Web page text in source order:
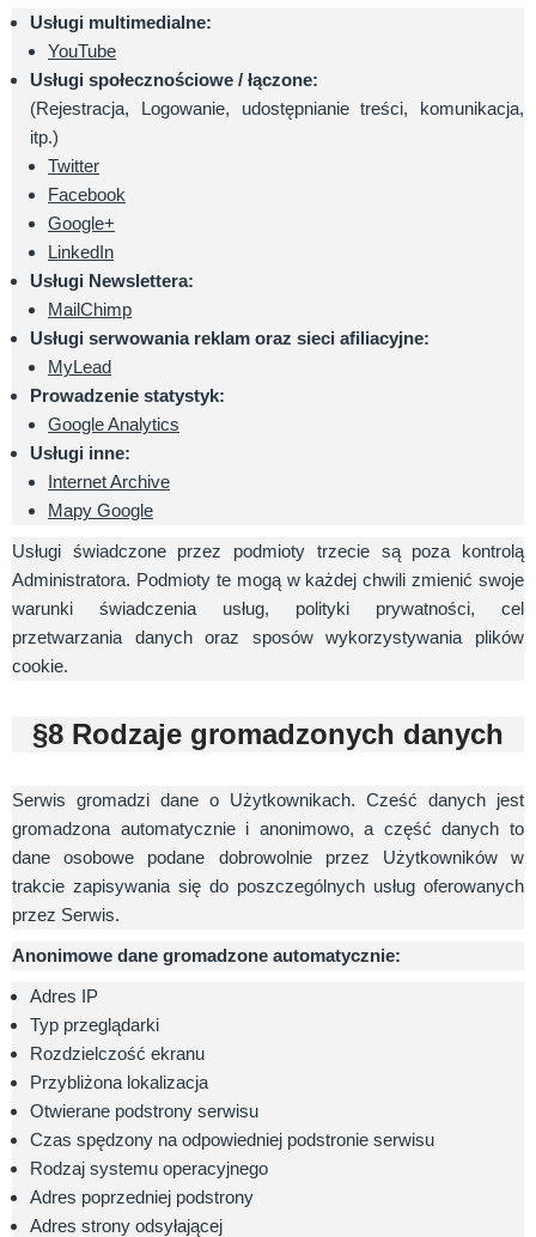
Usługi multimedialne:
YouTube
Usługi społecznościowe / łączone:
(Rejestracja, Logowanie, udostępnianie treści, komunikacja,
itp.)
Twitter
Facebook
Google+
LinkedIn
Usługi Newslettera:
MailChimp
Usługi serwowania reklam oraz sieci afiliacyjne:
MyLead
Prowadzenie statystyk:
Google Analytics
Usługi inne:
Internet Archive
Mapy Google
Usługi świadczone przez podmioty trzecie są poza kontrolą
Administratora. Podmioty te mogą w każdej chwili zmienić swoje
warunki świadczenia usług, polityki prywatności, cel
przetwarzania danych oraz sposów wykorzystywania plików
cookie.
§8 Rodzaje gromadzonych danych
Serwis gromadzi dane o Użytkownikach. Cześć danych jest
gromadzona automatycznie i anonimowo, a część danych to
dane osobowe podane dobrowolnie przez Użytkowników w
trakcie zapisywania się do poszczególnych usług oferowanych
przez Serwis.
Anonimowe dane gromadzone automatycznie:
Adres IP
Typ przeglądarki
Rozdzielczość ekranu
Przybliżona lokalizacja
Otwierane podstrony serwisu
Czas spędzony na odpowiedniej podstronie serwisu
Rodzaj systemu operacyjnego
Adres poprzedniej podstrony
Adres strony odsyłającej